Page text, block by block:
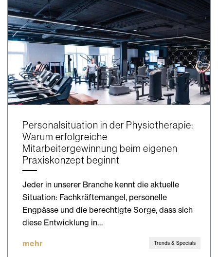
Personalsituation in der Physiotherapie:
Warum erfolgreiche
Mitarbeitergewinnung beim eigenen
Praxiskonzept beginnt
Jeder in unserer Branche kennt die aktuelle
Situation: Fachkräftemangel, personelle
Engpässe und die berechtigte Sorge, dass sich
diese Entwicklung in…
mehr Trends & Specials